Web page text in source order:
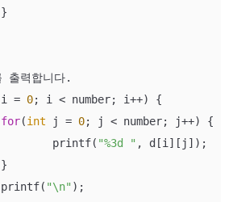
i = 0; i < number; i++) {
for(int j = 0; j < number; j++) {
			printf(
"%3d " , d[i][j]);
		printf(
"\n" );